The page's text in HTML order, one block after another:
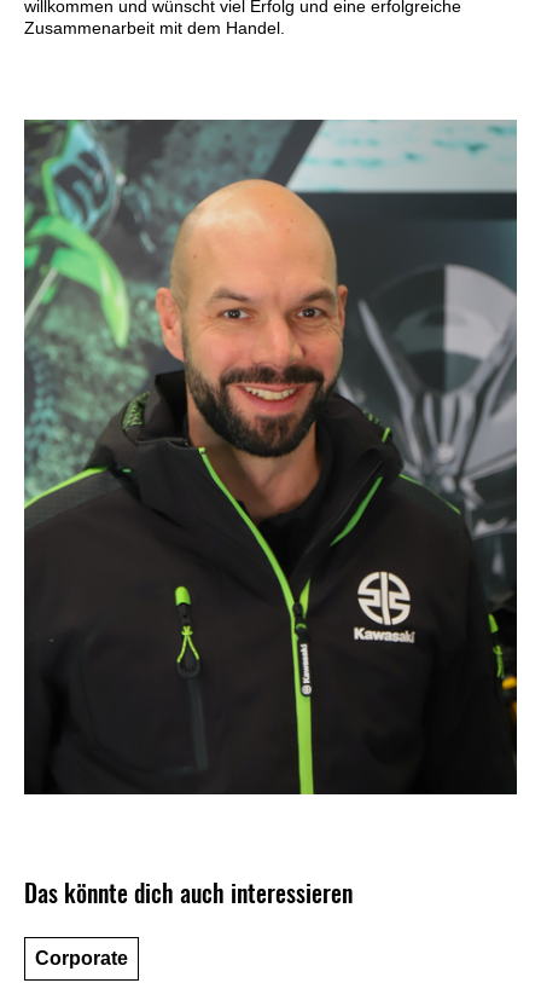
willkommen und wünscht viel Erfolg und eine erfolgreiche
Zusammenarbeit mit dem Handel.
Das könnte dich auch interessieren
Corporate